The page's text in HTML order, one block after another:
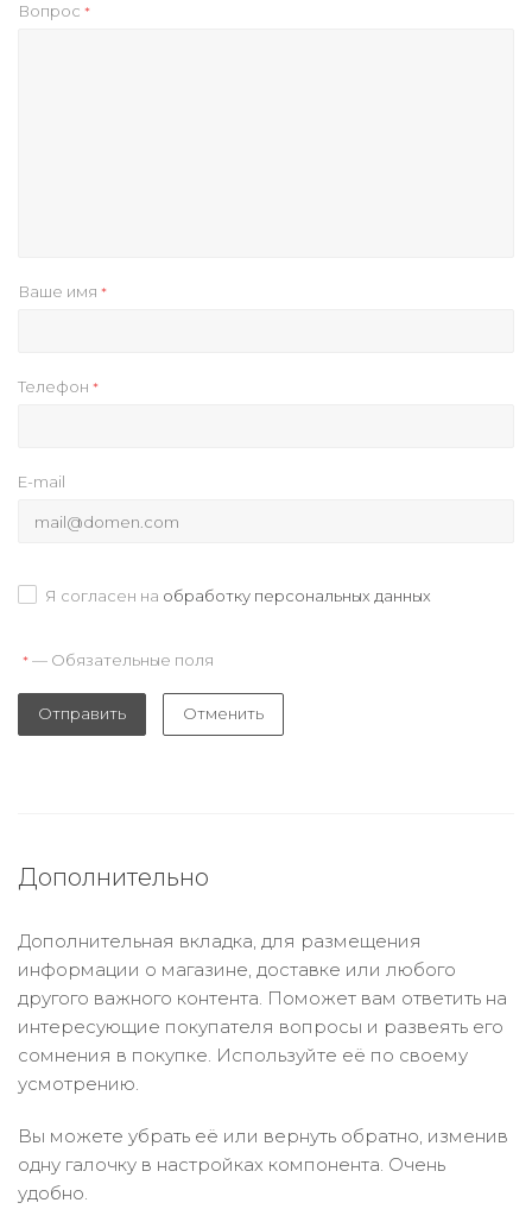
Вопрос *
Ваше имя *
Телефон *
E-mail
Я согласен на обработку персональных данных
* — Обязательные поля
Отправить Отменить
Дополнительно
Дополнительная вкладка, для размещения
информации о магазине, доставке или любого
другого важного контента. Поможет вам ответить на
интересующие покупателя вопросы и развеять его
сомнения в покупке. Используйте её по своему
усмотрению.
Вы можете убрать её или вернуть обратно, изменив
одну галочку в настройках компонента. Очень
удобно.